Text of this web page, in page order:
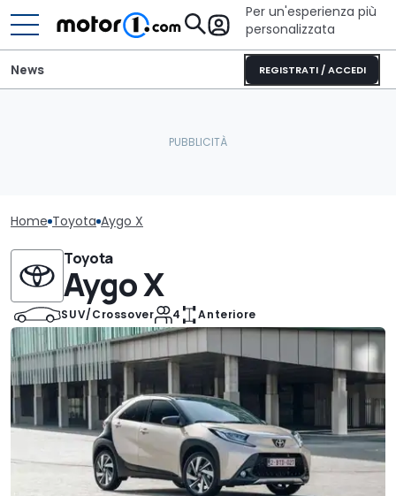
Per un'esperienza più
personalizzata
REGISTRATI / ACCEDI
News
Home Toyota Aygo X
Toyota
Aygo X
SUV/Crossover 4 Anteriore